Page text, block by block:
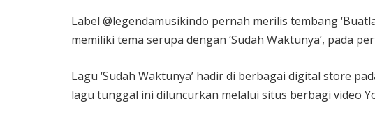
Label @legendamusikindo pernah merilis tembang
memiliki tema serupa dengan ‘Sudah Waktunya’, pada
Lagu ‘Sudah Waktunya’ hadir di berbagai digital store
lagu tunggal ini diluncurkan melalui situs berbagi video